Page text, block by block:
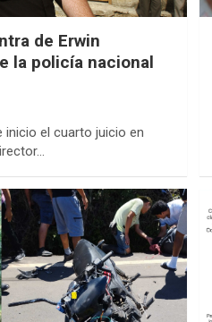
de Erwin
la policía nacional
inicio el cuarto juicio en